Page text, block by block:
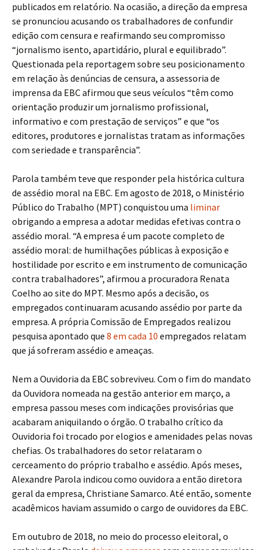
publicados em relatório. Na ocasião, a direção da empresa
se pronunciou acusando os trabalhadores de confundir
edição com censura e reafirmando seu compromisso
“jornalismo isento, apartidário, plural e equilibrado”.
Questionada pela reportagem sobre seu posicionamento
em relação às denúncias de censura, a assessoria de
imprensa da EBC afirmou que seus veículos “têm como
orientação produzir um jornalismo profissional,
informativo e com prestação de serviços” e que “os
editores, produtores e jornalistas tratam as informações
com seriedade e transparência”.
Parola também teve que responder pela histórica cultura
de assédio moral na EBC. Em agosto de 2018, o Ministério
Público do Trabalho (MPT) conquistou uma liminar
obrigando a empresa a adotar medidas efetivas contra o
assédio moral. “A empresa é um pacote completo de
assédio moral: de humilhações públicas à exposição e
hostilidade por escrito e em instrumento de comunicação
contra trabalhadores”, afirmou a procuradora Renata
Coelho ao site do MPT. Mesmo após a decisão, os
empregados continuaram acusando assédio por parte da
empresa. A própria Comissão de Empregados realizou
pesquisa apontado que 8 em cada 10 empregados relatam
que já sofreram assédio e ameaças.
Nem a Ouvidoria da EBC sobreviveu. Com o fim do mandato
da Ouvidora nomeada na gestão anterior em março, a
empresa passou meses com indicações provisórias que
acabaram aniquilando o órgão. O trabalho crítico da
Ouvidoria foi trocado por elogios e amenidades pelas novas
chefias. Os trabalhadores do setor relataram o
cerceamento do próprio trabalho e assédio. Após meses,
Alexandre Parola indicou como ouvidora a então diretora
geral da empresa, Christiane Samarco. Até então, somente
acadêmicos haviam assumido o cargo de ouvidores da EBC.
Em outubro de 2018, no meio do processo eleitoral, o